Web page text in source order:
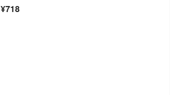
¥718